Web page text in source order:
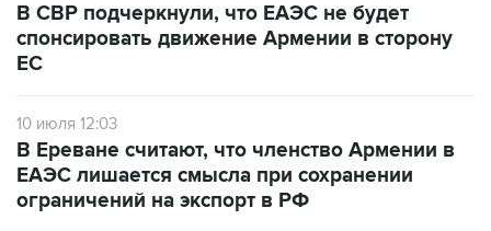
В СВР подчеркнули, что ЕАЭС не будет
спонсировать движение Армении в сторону
ЕС
10 июля 12:03
В Ереване считают, что членство Армении в
ЕАЭС лишается смысла при сохранении
ограничений на экспорт в РФ